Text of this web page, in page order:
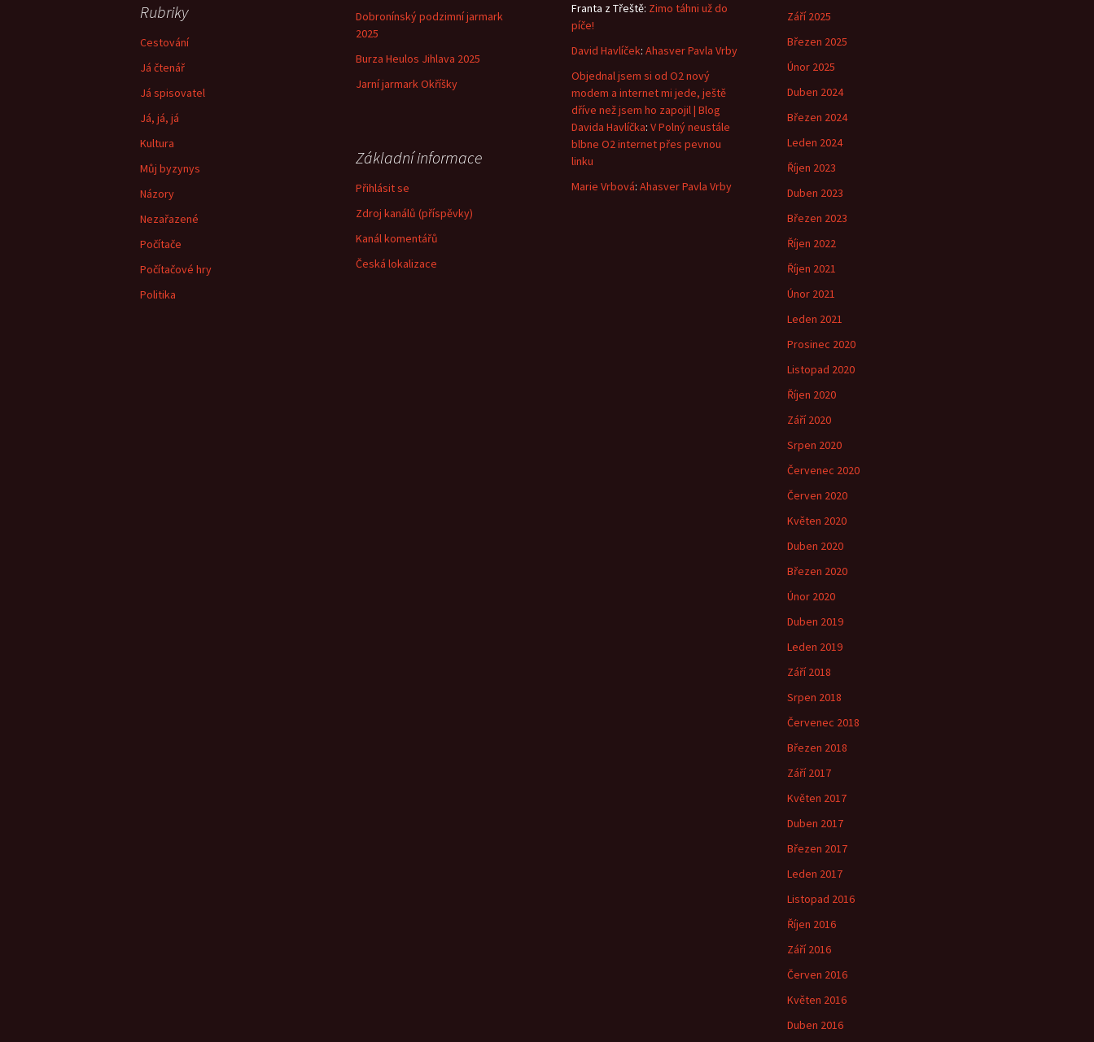
Dobronínský podzimní jarmark
2025
Burza Heulos Jihlava 2025
Jarní jarmark Okříšky
Franta z Třeště: Zimo táhni už do
píče!
David Havlíček: Ahasver Pavla Vrby
Objednal jsem si od O2 nový
modem a internet mi jede, ještě
dříve než jsem ho zapojil | Blog
Davida Havlíčka: V Polný neustále
blbne O2 internet přes pevnou
linku
Marie Vrbová: Ahasver Pavla Vrby
Září 2025
Březen 2025
Únor 2025
Duben 2024
Březen 2024
Leden 2024
Říjen 2023
Duben 2023
Březen 2023
Říjen 2022
Říjen 2021
Únor 2021
Leden 2021
Prosinec 2020
Listopad 2020
Říjen 2020
Září 2020
Srpen 2020
Červenec 2020
Červen 2020
Květen 2020
Duben 2020
Březen 2020
Únor 2020
Duben 2019
Leden 2019
Září 2018
Srpen 2018
Červenec 2018
Březen 2018
Září 2017
Květen 2017
Duben 2017
Březen 2017
Leden 2017
Listopad 2016
Říjen 2016
Září 2016
Červen 2016
Květen 2016
Duben 2016
Rubriky
Cestování
Já čtenář
Já spisovatel
Já, já, já
Kultura
Můj byzynys
Názory
Nezařazené
Počítače
Počítačové hry
Politika
Základní informace
Přihlásit se
Zdroj kanálů (příspěvky)
Kanál komentářů
Česká lokalizace